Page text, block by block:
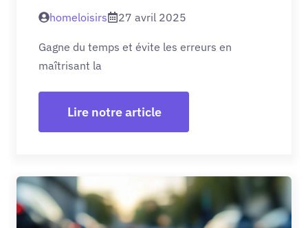
homeloisirs 27 avril 2025
Gagne du temps et évite les erreurs en
maîtrisant la
Lire notre article